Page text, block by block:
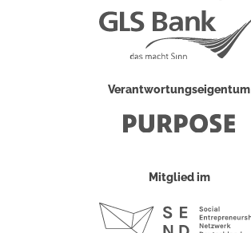
Verantwortungseigentum
Mitglied im